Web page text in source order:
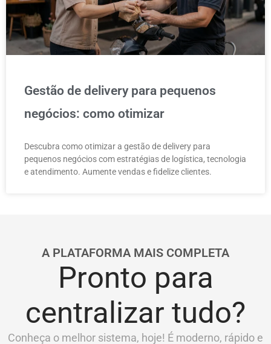
Gestão de delivery para pequenos
negócios: como otimizar
Descubra como otimizar a gestão de delivery para
pequenos negócios com estratégias de logística, tecnologia
e atendimento. Aumente vendas e fidelize clientes.
A PLATAFORMA MAIS COMPLETA
Pronto para
centralizar tudo?
Conheça o melhor sistema, hoje! É moderno, rápido e